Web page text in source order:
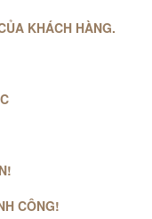
KHÁCH HÀNG.
CÔNG!